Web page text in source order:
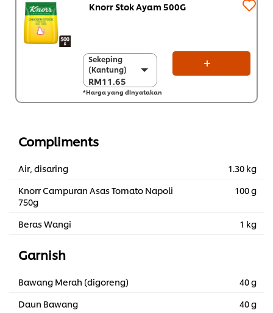
Knorr Stok Ayam 500G
Sekeping
(Kantung)
RM11.65
Sekeping
(Kantung)
RM11.65
Sekarton (12 x 500
*Harga yang dinyatakan
Compliments
Air, disaring
1.30 kg
Knorr Campuran Asas Tomato Napoli
750g
100 g
Beras Wangi 1 kg
Garnish
Bawang Merah (digoreng)
40 g
Daun Bawang
40 g